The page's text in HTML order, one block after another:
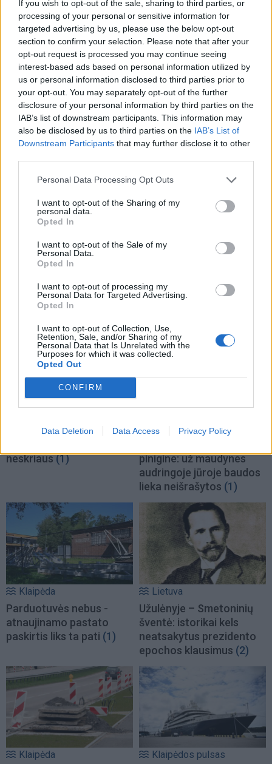
If you wish to opt-out of the sale, sharing to third parties, or
processing of your personal or sensitive information for
targeted advertising by us, please use the below opt-out
section to confirm your selection. Please note that after your
opt-out request is processed you may continue seeing
interest-based ads based on personal information utilized by
us or personal information disclosed to third parties prior to
your opt-out. You may separately opt-out of the further
disclosure of your personal information by third parties on the
IAB’s list of downstream participants. This information may
also be disclosed by us to third parties on the IAB’s List of
Downstream Participants that may further disclose it to other
Personal Data Processing Opt Outs
I want to opt-out of the Sharing of my
personal data.
Opted In
I want to opt-out of the Sale of my
Personal Data.
Opted In
I want to opt-out of processing my
Personal Data for Targeted Advertising.
Opted In
I want to opt-out of Collection, Use,
Retention, Sale, and/or Sharing of my
Personal Data that Is Unrelated with the
Purposes for which it was collected.
Opted Out
CONFIRM
Data Deletion Data Access Privacy Policy
Sutinku sutaisyklėmis
This site is protected by
reCAPTCHA and the Google
Privacy PolicyandTerms of
Service
apply.
Aktualijos
neskriaus(1)
Aktualijos
pinigine: už maudynes
audringoje jūroje baudos
lieka neišrašytos (1)
Klaipėda
Parduotuvės nebus -
atnaujinamo pastato
paskirtis liks ta pati (1)
Lietuva
Užulėnyje – Smetoninių
šventė: istorikai kels
neatsakytus prezidento
epochos klausimus (2)
Klaipėda Klaipėdos pulsas